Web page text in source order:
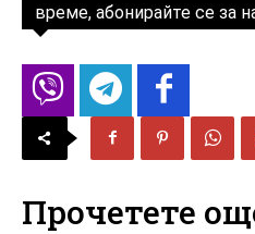
време, абонирайте се за
Прочетете